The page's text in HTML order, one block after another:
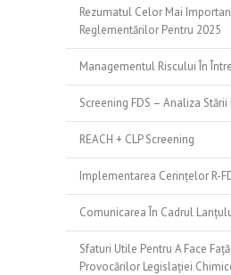
Rezumatul Celor Mai
Reglementărilor Pentru 2025
Managementul Riscului În
Screening FDS – Analiza Stării
REACH + CLP Screening
Implementarea Cerințelor R-
Comunicarea În Cadrul
Sfaturi Utile Pentru A Face
Provocărilor Legislației